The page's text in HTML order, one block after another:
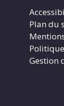
Plan du
Gestion